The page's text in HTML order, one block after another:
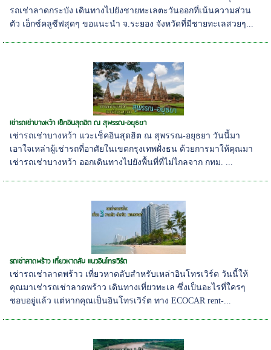
รถเช่าลาดกระบัง เดินทางไปยังชายทะเลตะวันออกที่เน้นความส่วน
ตัว เอ็กซ์คลูซีฟสุดๆ ขอแนะนำ จ.ระยอง จังหวัดที่มีชายทะเลสวยๆ...
เช่ารถเช่าบางหว้า เช็คอินสุดฮิต ณ สุพรรณ-อยุธยา
เช่ารถเช่าบางหว้า แวะเช็คอินสุดฮิต ณ สุพรรณ-อยุธยา วันนี้มา
เอาใจเหล่าผู้เช่ารถที่อาศัยในเขตกรุงเทพฝั่งธน ด้วยการมาให้คุณมา
เช่ารถเช่าบางหว้า ออกเดินทางไปยังพื้นที่ที่ไม่ไกลจาก กทม. ...
รถเช่าลาดพร้าว เที่ยวหาดลับ แนวอินโทรเวิร์ต
เช่ารถเช่าลาดพร้าว เที่ยวหาดลับสำหรับเหล่าอินโทรเวิร์ต วันนี้ให้
คุณมาเช่ารถเช่าลาดพร้าว เดินทางเที่ยวทะเล ซึ่งเป็นอะไรที่ใครๆ
ชอบอยู่แล้ว แต่หากคุณเป็นอินโทรเวิร์ต ทาง ECOCAR rent-...